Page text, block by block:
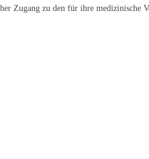
Zugang zu den für ihre medizinische